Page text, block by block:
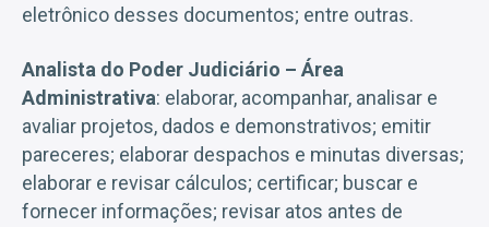
eletrônico desses documentos; entre outras.
Analista do Poder Judiciário – Área
Administrativa: elaborar, acompanhar, analisar e
avaliar projetos, dados e demonstrativos; emitir
pareceres; elaborar despachos e minutas diversas;
elaborar e revisar cálculos; certificar; buscar e
fornecer informações; revisar atos antes de